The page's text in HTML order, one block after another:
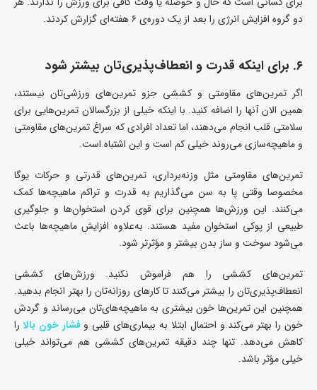
دو گروه افزایش انرژی را بعد از یک دوره‌ی ۶ هفته‌ای گزارش کردند.
۶. برای اینکه قدرت و انعطاف‌پذیری‌تان بیشتر شود
اگر تمرین‌های مقاومتی و کششی جزو تمرین‌های ورزشی‌تان نیستند،
همین الان آنها را اضافه کنید. با اینکه خیلی از بزرگسالان تمرین‌هایی برای
سلامتی قلب انجام می‌دهند، اما تعداد افرادی که سراغ تمرین‌های مقاومتی
و ماهیچه‌سازی می‌روند خیلی کم است و این اشتباه است.
تمرین‌های مقاومتی مثل وزنه‌برداری، تمرین‌های قدرتی و حرکات یوگا
مخصوصا وقتی پا به سن می‌گذاریم به قدرت و تراکم ماهیچه‌ها کمک
می‌کنند. این ورزش‌ها همچنین برای قوی کردن استخوان‌ها و جلوگیری
طبیعی از پوکی استخوان مفید هستند.‌ به‌علاوه افزایش ماهیچه‌ها باعث
می‌شود سوخت و ساز بدن بیشتر و مؤثرتر شود.
تمرین‌های کششی را هم فراموش نکنید. ورزش‌های کششی
انعطاف‌پذیری‌تان را بیشتر می‌کنند تا کارهای روزانه‌تان را بهتر انجام بدهید.
همچنین این تمرین‌ها خون بیشتری به ماهیچه‌های‌تان می‌رساند و گردش
خون را بهتر می‌کند و احتمال ابتلا به بیماری‌های قلبی وفشار خون بالا را
کاهش می‌دهد. تنها چند دقیقه تمرین‌های کششی هم می‌تواند خیلی
خیلی مؤثر باشد.